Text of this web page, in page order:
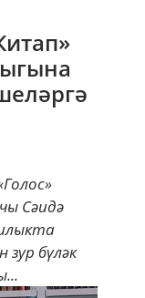
Сәидә
зур бүләк